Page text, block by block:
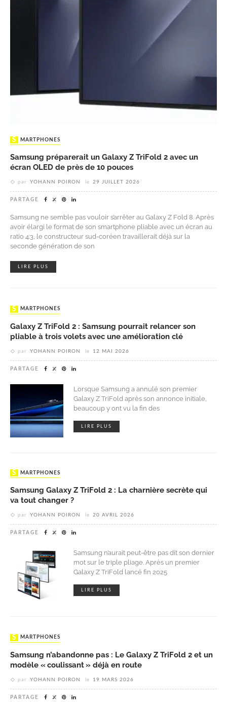
SMARTPHONES
Samsung préparerait un Galaxy Z TriFold 2 avec un
écran OLED de près de 10 pouces
par YOHANN POIRON le 29 JUILLET 2026
PARTAGE
Samsung ne semble pas vouloir s’arrêter au Galaxy Z Fold 8. Après
avoir élargi le format de son smartphone pliable avec un écran au
ratio 4:3, le constructeur sud-coréen travaillerait déjà sur la
seconde génération de son
LIRE PLUS
SMARTPHONES
Galaxy Z TriFold 2 : Samsung pourrait relancer son
pliable à trois volets avec une amélioration clé
par YOHANN POIRON le 12 MAI 2026
PARTAGE
Lorsque Samsung a annulé son premier
Galaxy Z TriFold après son annonce initiale,
beaucoup y ont vu la fin des
LIRE PLUS
SMARTPHONES
Samsung Galaxy Z TriFold 2 : La charnière secrète qui
va tout changer ?
par YOHANN POIRON le 20 AVRIL 2026
PARTAGE
Samsung n’aurait peut-être pas dit son dernier
mot sur le triple pliage. Après un premier
Galaxy Z TriFold lancé fin 2025
LIRE PLUS
SMARTPHONES
Samsung n’abandonne pas : Le Galaxy Z TriFold 2 et un
modèle « coulissant » déjà en route
par YOHANN POIRON le 19 MARS 2026
PARTAGE